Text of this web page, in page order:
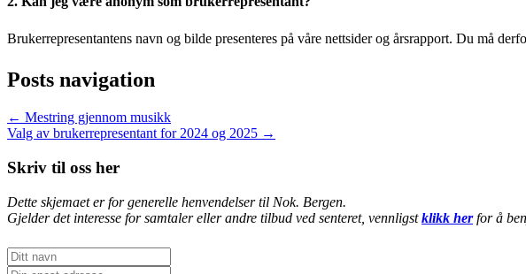
Brukerrepresentantens navn og bilde presenteres på våre nettsider og årsrapport. Du må
Posts navigation
← Mestring gjennom musikk
Valg av brukerrepresentant for 2024 og 2025 →
Skriv til oss her
Dette skjemaet er for generelle henvendelser til Nok. Bergen.
Gjelder det interesse for samtaler eller andre tilbud ved senteret, vennligstklikk herfor å